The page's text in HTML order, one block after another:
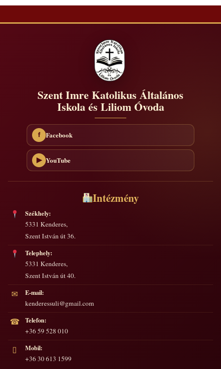
Szent Imre Katolikus Általános
Iskola és Liliom Óvoda
f Facebook
▶ YouTube
Intézmény
Székhely:
5331 Kenderes,
Szent István út 36.
Telephely:
5331 Kenderes,
Szent István út 40.
✉
E-mail:
kenderessuli@gmail.com
☎
Telefon:
+36 59 528 010
▯
Mobil:
+36 30 613 1599